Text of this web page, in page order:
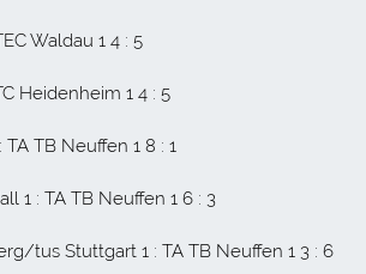
Waldau 1 4 : 5
Heidenheim 1 4 : 5
TB Neuffen 1 8 : 1
1 : TA TB Neuffen 1 6 : 3
tus Stuttgart 1 : TA TB Neuffen 1 3 : 6